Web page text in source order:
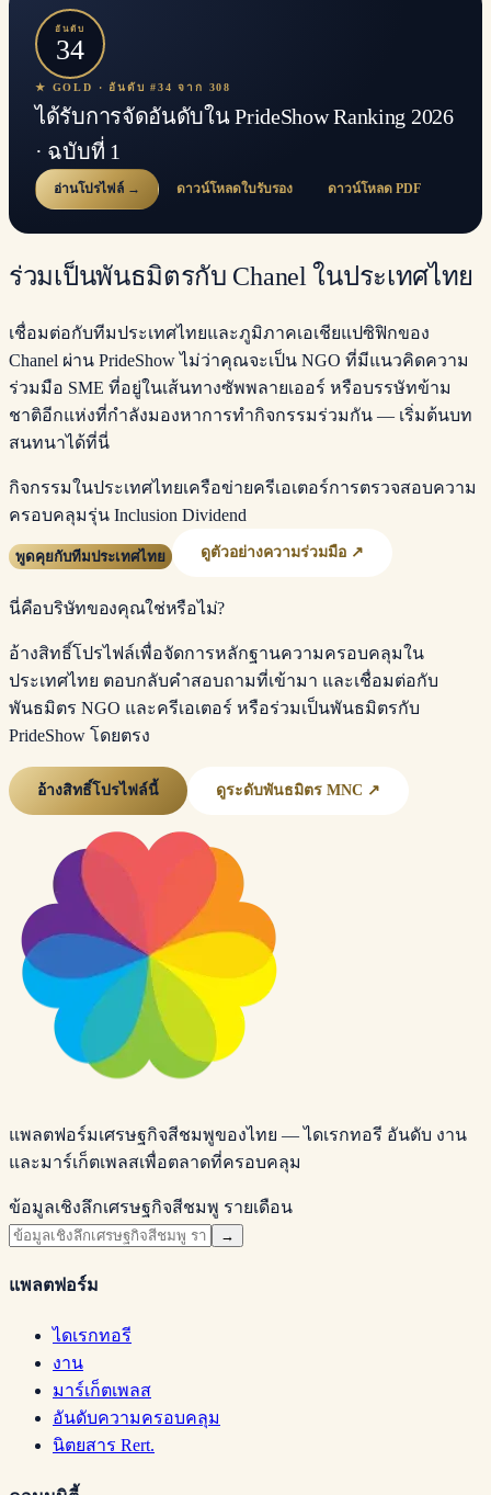
อันดับ
34
★ GOLD · อันดับ #34 จาก 308
ได้รับการจัดอันดับใน PrideShow Ranking 2026
· ฉบับที่ 1
อ่านโปรไฟล์ → ดาวน์โหลดใบรับรอง ดาวน์โหลด PDF
ร่วมเป็นพันธมิตรกับ Chanel ในประเทศไทย
เชื่อมต่อกับทีมประเทศไทยและภูมิภาคเอเชียแปซิฟิกของ
Chanel ผ่าน PrideShow ไม่ว่าคุณจะเป็น NGO ที่มีแนวคิดความ
ร่วมมือ SME ที่อยู่ในเส้นทางซัพพลายเออร์ หรือบรรษัทข้าม
ชาติอีกแห่งที่กำลังมองหาการทำกิจกรรมร่วมกัน — เริ่มต้นบท
สนทนาได้ที่นี่
กิจกรรมในประเทศไทยเครือข่ายครีเอเตอร์การตรวจสอบความ
ครอบคลุมรุ่น Inclusion Dividend
พูดคุยกับทีมประเทศไทย ดูตัวอย่างความร่วมมือ ↗
นี่คือบริษัทของคุณใช่หรือไม่?
อ้างสิทธิ์โปรไฟล์เพื่อจัดการหลักฐานความครอบคลุมใน
ประเทศไทย ตอบกลับคำสอบถามที่เข้ามา และเชื่อมต่อกับ
พันธมิตร NGO และครีเอเตอร์ หรือร่วมเป็นพันธมิตรกับ
PrideShow โดยตรง
อ้างสิทธิ์โปรไฟล์นี้ ดูระดับพันธมิตร MNC ↗
แพลตฟอร์มเศรษฐกิจสีชมพูของไทย — ไดเรกทอรี อันดับ งาน
และมาร์เก็ตเพลสเพื่อตลาดที่ครอบคลุม
ข้อมูลเชิงลึกเศรษฐกิจสีชมพู รายเดือน
→
แพลตฟอร์ม
ไดเรกทอรี
งาน
มาร์เก็ตเพลส
อันดับความครอบคลุม
นิตยสาร Rert.